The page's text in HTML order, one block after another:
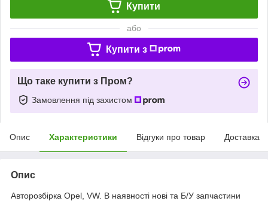
Купити
або
Купити з
Що таке купити з Пром?
Замовлення під захистом
Опис Характеристики Відгуки про товар Доставка
Опис
Авторозбірка Opel, VW. В наявності нові та Б/У запчастини